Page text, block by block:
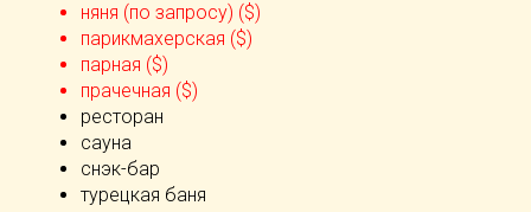
няня (по запросу) ($)
парикмахерская ($)
парная ($)
прачечная ($)
ресторан
сауна
снэк-бар
турецкая баня